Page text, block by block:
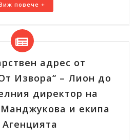
повече +
адрес от
Извора“ – Лион до
директор на
и екипа
Агенцията